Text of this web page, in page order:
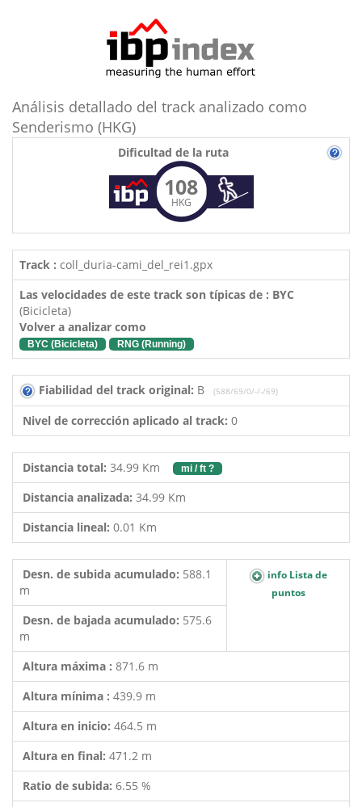
Análisis detallado del track analizado como
Senderismo (HKG)
Dificultad de la ruta
108
HKG
Track : coll_duria-cami_del_rei1.gpx
Las velocidades de este track son típicas de : BYC
(Bicicleta)
Volver a analizar como
BYC (Bicicleta) RNG (Running)
Fiabilidad del track original: B (588/69/0/-/-/69)
Nivel de corrección aplicado al track: 0
Distancia total: 34.99 Km mi / ft ?
Distancia analizada: 34.99 Km
Distancia lineal: 0.01 Km
Desn. de subida acumulado: 588.1
m
info Lista de
puntos
Desn. de bajada acumulado: 575.6
m
Altura máxima : 871.6 m
Altura mínima : 439.9 m
Altura en inicio: 464.5 m
Altura en final: 471.2 m
Ratio de subida: 6.55 %